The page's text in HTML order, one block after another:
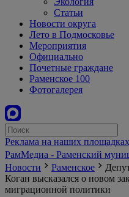
Статьи
Новости округа
Лето в Подмосковье
Мероприятия
Официально
Почетные граждане
Раменское 100
Фотогалерея
Реклама на наших площадках
РамМедиа - Раменский
Новости
Раменское
Коган высказался о новом
миграционной политики